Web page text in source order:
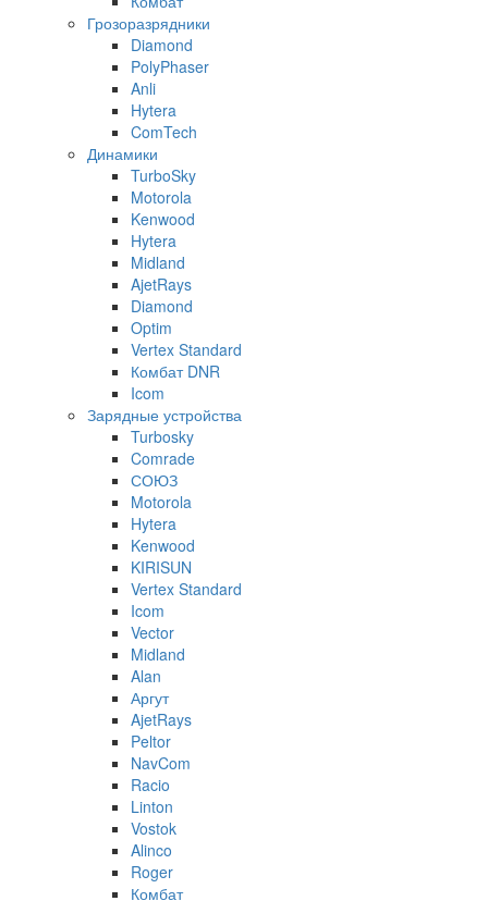
Грозоразрядники
Diamond
PolyPhaser
Anli
Hytera
ComTech
Динамики
TurboSky
Motorola
Kenwood
Hytera
Midland
AjetRays
Diamond
Optim
Vertex Standard
Комбат DNR
Icom
Зарядные устройства
Turbosky
Comrade
СОЮЗ
Motorola
Hytera
Kenwood
KIRISUN
Vertex Standard
Icom
Vector
Midland
Alan
Аргут
AjetRays
Peltor
NavCom
Racio
Linton
Vostok
Alinco
Roger
Комбат